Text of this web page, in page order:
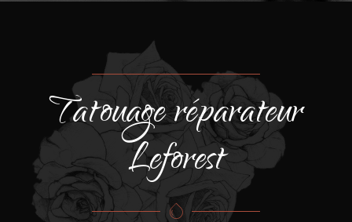
Tatouage réparateur
Leforest